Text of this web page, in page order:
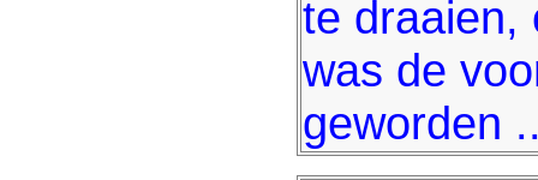
te draaien,
was de
geworden